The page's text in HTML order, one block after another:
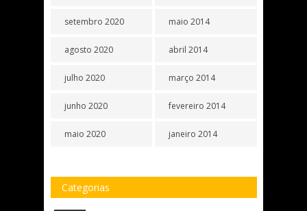
setembro 2020
agosto 2020
julho 2020
junho 2020
maio 2020
maio 2014
abril 2014
março 2014
fevereiro 2014
janeiro 2014
Categorias